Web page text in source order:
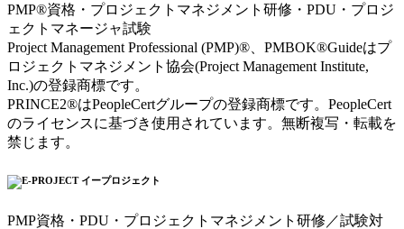
PMP®資格・プロジェクトマネジメント研修・PDU・プロジ
ェクトマネージャ試験
Project Management Professional (PMP)®、PMBOK®Guideはプ
ロジェクトマネジメント協会(Project Management Institute,
Inc.)の登録商標です。
PRINCE2®はPeopleCertグループの登録商標です。PeopleCert
のライセンスに基づき使用されています。無断複写・転載を
禁じます。
PMP資格・PDU・プロジェクトマネジメント研修／試験対